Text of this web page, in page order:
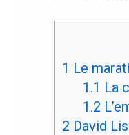
1 Le
1.1 La
1.2
2 David